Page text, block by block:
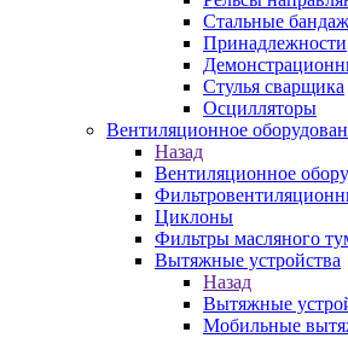
Стальные
Принадлежности
Стулья сварщика
Осцилляторы
Вентиляционное
Назад
Вентиляционное
Циклоны
Фильтры масляного
Вытяжные устройства
Назад
Вытяжные
Мобильные